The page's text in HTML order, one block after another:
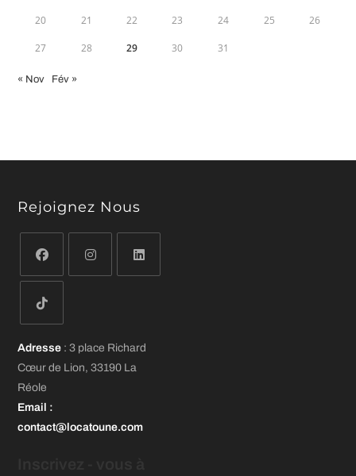
20 21 22 23 24 25 26
27 28 29 30 31
« Nov Fév »
Rejoignez Nous
S’ouvre
dans
un
nouvel
onglet
nouvel
onglet
nouvel
onglet
dans
un
nouvel
onglet
Adresse : 3 place Richard
Cœur de Lion, 33190 La
Réole
Email :
contact@locatoune.com